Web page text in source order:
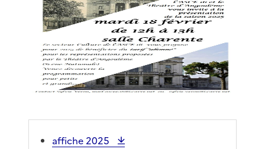
affiche 2025